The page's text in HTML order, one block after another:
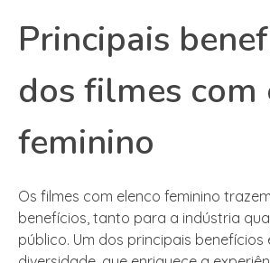
Principais
dos filmes com
feminino
Os filmes com elenco feminino
benefícios, tanto para a indústria
público. Um dos principais